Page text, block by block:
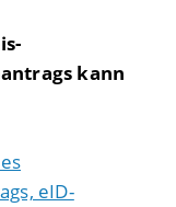
kann
eID-